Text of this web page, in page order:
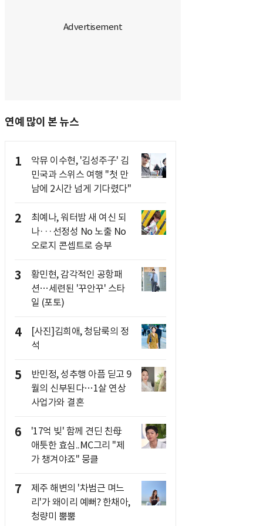
연예 많이 본 뉴스
1
악뮤 이수현, '김성주子' 김
민국과 스위스 여행 "첫 만
남에 2시간 넘게 기다렸다"
2
최예나, 워터밤 새 여신 되
나···선정성 No 노출 No
오로지 콘셉트로 승부
3
황민현, 감각적인 공항패
션…세련된 '꾸안꾸' 스타
일 (포토)
4
[사진]김희애, 청담룩의 정
석
5
반민정, 성추행 아픔 딛고 9
월의 신부된다…1살 연상
사업가와 결혼
6
'17억 빚' 함께 견딘 친母
애틋한 효심..MC그리 "제
가 챙겨야죠" 뭉클
7
제주 해변의 '차범근 며느
리'가 왜이리 예뻐? 한채아,
청량미 뿜뿜